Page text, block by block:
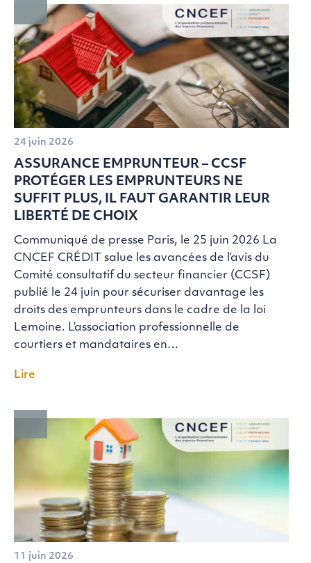
24 juin 2026
ASSURANCE EMPRUNTEUR – CCSF
PROTÉGER LES EMPRUNTEURS NE
SUFFIT PLUS, IL FAUT GARANTIR LEUR
LIBERTÉ DE CHOIX
Communiqué de presse Paris, le 25 juin 2026 La
CNCEF CRÉDIT salue les avancées de l’avis du
Comité consultatif du secteur financier (CCSF)
publié le 24 juin pour sécuriser davantage les
droits des emprunteurs dans le cadre de la loi
Lemoine. L’association professionnelle de
courtiers et mandataires en…
Lire
11 juin 2026